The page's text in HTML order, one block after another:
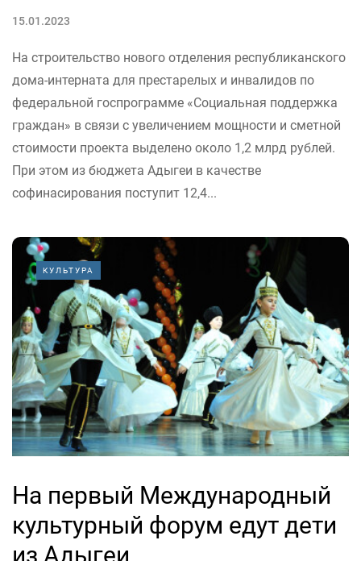
15.01.2023
На строительство нового отделения республиканского
дома-интерната для престарелых и инвалидов по
федеральной госпрограмме «Социальная поддержка
граждан» в связи с увеличением мощности и сметной
стоимости проекта выделено около 1,2 млрд рублей.
При этом из бюджета Адыгеи в качестве
софинасирования поступит 12,4...
КУЛЬТУРА
На первый Международный
культурный форум едут дети
из Адыгеи